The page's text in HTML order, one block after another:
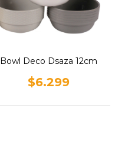
Bowl Deco Dsaza 12cm
$6.299